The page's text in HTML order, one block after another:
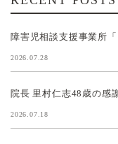
障害児相談支援事業所
2026.07.28
院長 里村仁志48歳の感
2026.07.18